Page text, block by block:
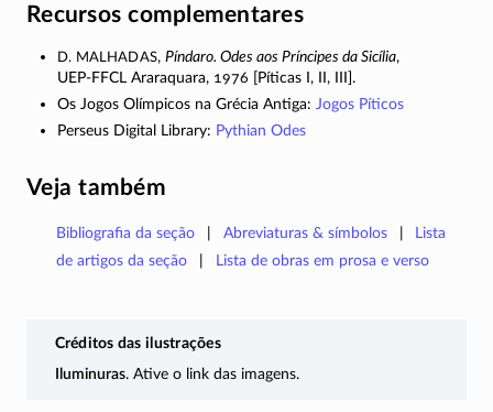
Recursos complementares
D. Malhadas, Píndaro. Odes aos Príncipes da Sicília,
UEP-FFCL Araraquara, 1976 [Píticas I, II, III].
Os Jogos Olímpicos na Grécia Antiga: Jogos Píticos
Perseus Digital Library: Pythian Odes
Veja também
Bibliografia da seção Abreviaturas & símbolos
Lista
de artigos da seção
Lista de obras em prosa e verso
Créditos das ilustrações
Iluminuras. Ative o link das imagens.